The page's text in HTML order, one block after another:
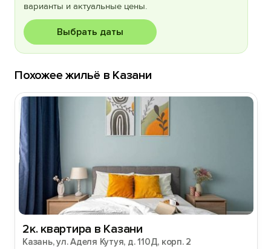
варианты и актуальные цены.
Выбрать даты
Похожее жильё в Казани
2к. квартира в Казани
Казань, ул. Аделя Кутуя, д. 110Д, корп. 2